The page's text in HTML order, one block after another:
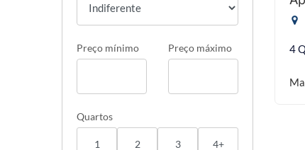
Preço mínimo Preço máximo
Quartos
1 2 3 4+
4